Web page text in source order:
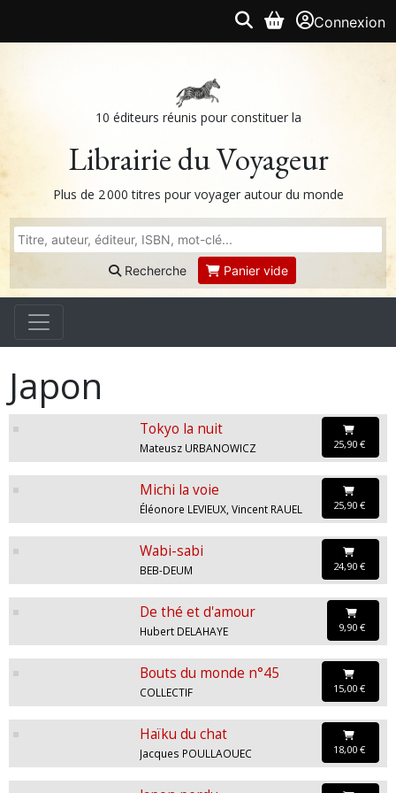
Connexion
10 éditeurs réunis pour constituer la
Librairie du Voyageur
Plus de 2 000 titres pour voyager autour du monde
Recherche Panier vide
Japon
Tokyo la nuit
Mateusz URBANOWICZ 25,90 €
Michi la voie
Éléonore LEVIEUX, Vincent RAUEL 25,90 €
Wabi-sabi
BEB-DEUM 24,90 €
De thé et d'amour
Hubert DELAHAYE 9,90 €
Bouts du monde n°45
COLLECTIF 15,00 €
Haïku du chat
Jacques POULLAOUEC 18,00 €